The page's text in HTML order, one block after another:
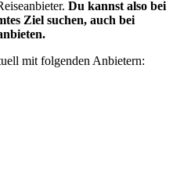
Du kannst also bei
Ziel suchen, auch bei
mit folgenden Anbietern: